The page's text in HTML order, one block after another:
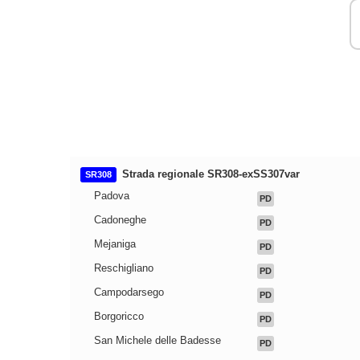
SR308
Strada regionale SR308-exSS307var
Padova
PD
Cadoneghe PD
Mejaniga PD
Reschigliano PD
Campodarsego PD
Borgoricco PD
San Michele delle Badesse PD